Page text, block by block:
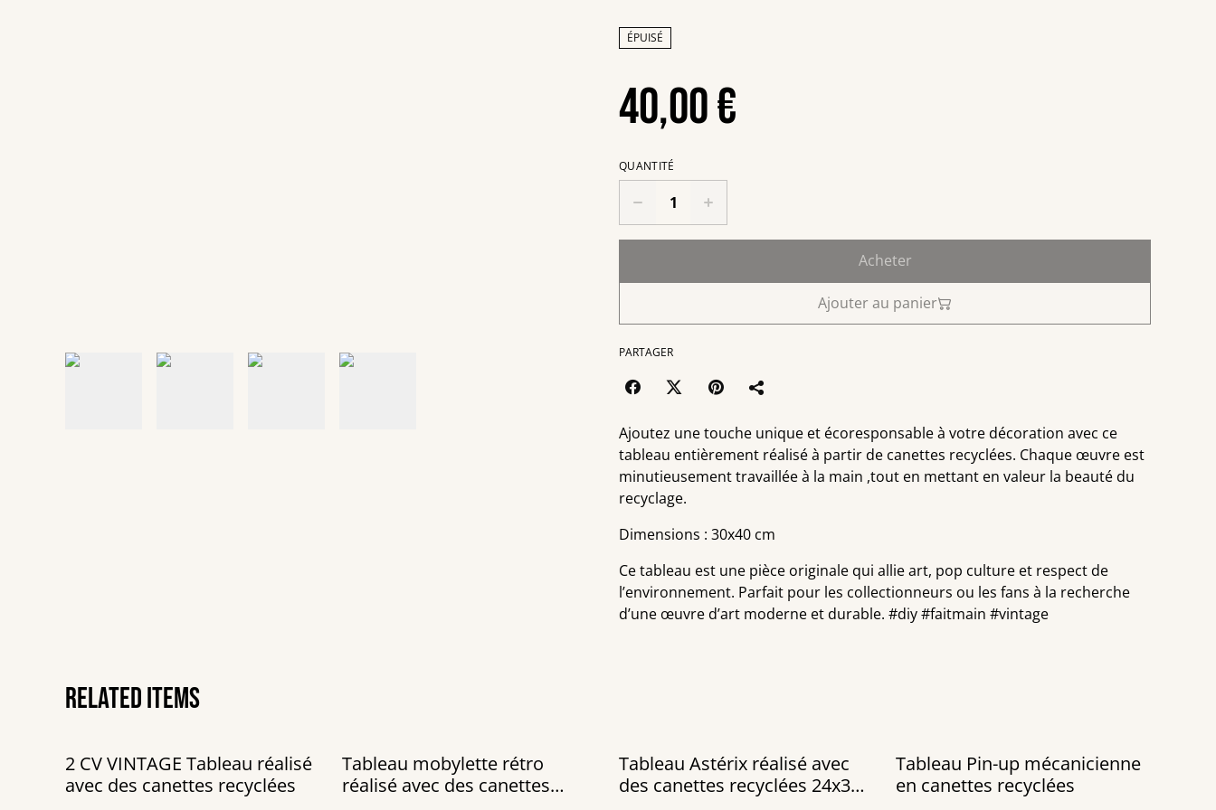
ÉPUISÉ
40,00 €
QUANTITÉ
Acheter
Ajouter au panier
PARTAGER
Ajoutez une touche unique et écoresponsable à votre décoration avec ce
tableau entièrement réalisé à partir de canettes recyclées. Chaque œuvre est
minutieusement travaillée à la main ,tout en mettant en valeur la beauté du
recyclage.
Dimensions : 30x40 cm
Ce tableau est une pièce originale qui allie art, pop culture et respect de
l’environnement. Parfait pour les collectionneurs ou les fans à la recherche
d’une œuvre d’art moderne et durable. #diy #faitmain #vintage
Related items
2 CV VINTAGE Tableau réalisé
avec des canettes recyclées
Tableau mobylette rétro
réalisé avec des canettes
Tableau Astérix réalisé avec
des canettes recyclées 24x30
Tableau Pin-up mécanicienne
en canettes recyclées